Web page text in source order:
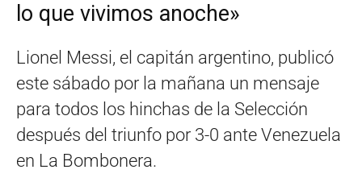
lo que vivimos anoche»
Lionel Messi, el capitán argentino, publicó
este sábado por la mañana un mensaje
para todos los hinchas de la Selección
después del triunfo por 3-0 ante Venezuela
en La Bombonera.